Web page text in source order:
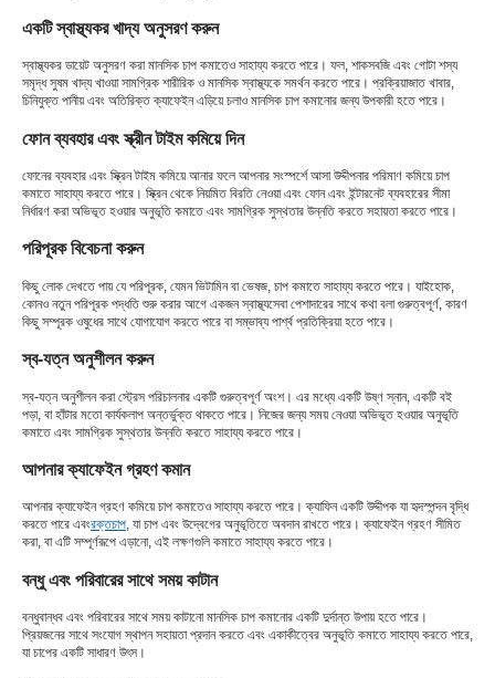
একটি স্বাস্থ্যকর খাদ্য অনুসরণ করুন
স্বাস্থ্যকর ডায়েট অনুসরণ করা মানসিক চাপ কমাতেও সাহায্য করতে পারে। ফল, শাকসবজি এবং গোটা শস্য
সমৃদ্ধ সুষম খাদ্য খাওয়া সামগ্রিক শারীরিক ও মানসিক স্বাস্থ্যকে সমর্থন করতে পারে। প্রক্রিয়াজাত খাবার,
চিনিযুক্ত পানীয় এবং অতিরিক্ত ক্যাফেইন এড়িয়ে চলাও মানসিক চাপ কমানোর জন্য উপকারী হতে পারে।
ফোন ব্যবহার এবং স্ক্রীন টাইম কমিয়ে দিন
ফোনের ব্যবহার এবং স্ক্রিন টাইম কমিয়ে আনার ফলে আপনার সংস্পর্শে আসা উদ্দীপনার পরিমাণ কমিয়ে চাপ
কমাতে সাহায্য করতে পারে। স্ক্রিন থেকে নিয়মিত বিরতি নেওয়া এবং ফোন এবং ইন্টারনেট ব্যবহারের সীমা
নির্ধারণ করা অভিভূত হওয়ার অনুভূতি কমাতে এবং সামগ্রিক সুস্থতার উন্নতি করতে সহায়তা করতে পারে।
পরিপূরক বিবেচনা করুন
কিছু লোক দেখতে পায় যে পরিপূরক, যেমন ভিটামিন বা ভেষজ, চাপ কমাতে সাহায্য করতে পারে। যাইহোক,
কোনও নতুন পরিপূরক পদ্ধতি শুরু করার আগে একজন স্বাস্থ্যসেবা পেশাদারের সাথে কথা বলা গুরুত্বপূর্ণ, কারণ
কিছু সম্পূরক ওষুধের সাথে যোগাযোগ করতে পারে বা সম্ভাব্য পার্শ্ব প্রতিক্রিয়া হতে পারে।
স্ব-যত্ন অনুশীলন করুন
স্ব-যত্ন অনুশীলন করা স্ট্রেস পরিচালনার একটি গুরুত্বপূর্ণ অংশ। এর মধ্যে একটি উষ্ণ স্নান, একটি বই
পড়া, বা হাঁটার মতো কার্যকলাপ অন্তর্ভুক্ত থাকতে পারে। নিজের জন্য সময় নেওয়া অভিভূত হওয়ার অনুভূতি
কমাতে এবং সামগ্রিক সুস্থতার উন্নতি করতে সাহায্য করতে পারে।
আপনার ক্যাফেইন গ্রহণ কমান
আপনার ক্যাফেইন গ্রহণ কমিয়ে চাপ কমাতেও সাহায্য করতে পারে। ক্যাফিন একটি উদ্দীপক যা হৃদস্পন্দন বৃদ্ধি
করতে পারে এবংরক্তচাপ, যা চাপ এবং উদ্বেগের অনুভূতিতে অবদান রাখতে পারে। ক্যাফেইন গ্রহণ সীমিত
করা, বা এটি সম্পূর্ণরূপে এড়ানো, এই লক্ষণগুলি কমাতে সাহায্য করতে পারে।
বন্ধু এবং পরিবারের সাথে সময় কাটান
বন্ধুবান্ধব এবং পরিবারের সাথে সময় কাটানো মানসিক চাপ কমানোর একটি দুর্দান্ত উপায় হতে পারে।
প্রিয়জনের সাথে সংযোগ স্থাপন সহায়তা প্রদান করতে এবং একাকীত্বের অনুভূতি কমাতে সাহায্য করতে পারে,
যা চাপের একটি সাধারণ উৎস।